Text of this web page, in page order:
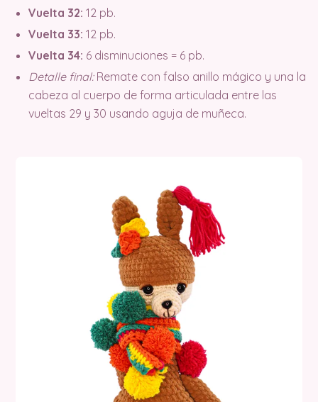
Vuelta 32: 12 pb.
Vuelta 33: 12 pb.
Vuelta 34: 6 disminuciones = 6 pb.
Detalle final:Remate con falso anillo mágico y una la
cabeza al cuerpo de forma articulada entre las
vueltas 29 y 30 usando aguja de muñeca.